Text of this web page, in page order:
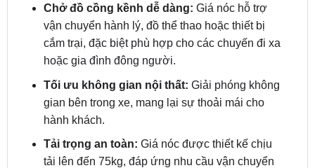
cắm trại, đặc biệt phù hợp cho các chuyến đi xa
hoặc gia đình đông người.
Tối ưu không gian nội thất:Giải phóng không
gian bên trong xe, mang lại sự thoải mái cho
hành khách.
Tải trọng an toàn:Giá nóc được thiết kế chịu
tải lên đến 75kg, đáp ứng nhu cầu vận chuyển
đa dạng.